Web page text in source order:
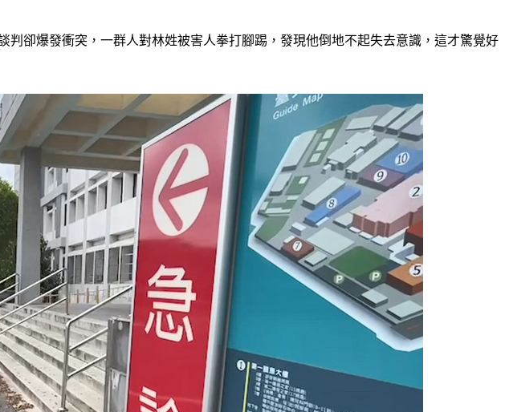
卻爆發衝突，一群人對林姓被害人拳打腳踢，發現他倒地不起失去意識，這才驚覺好